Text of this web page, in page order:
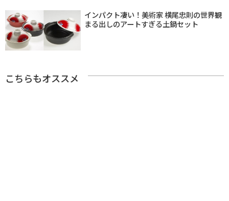
インパクト凄い！美術家 横尾忠則の世界観
まる出しのアートすぎる土鍋セット
こちらもオススメ